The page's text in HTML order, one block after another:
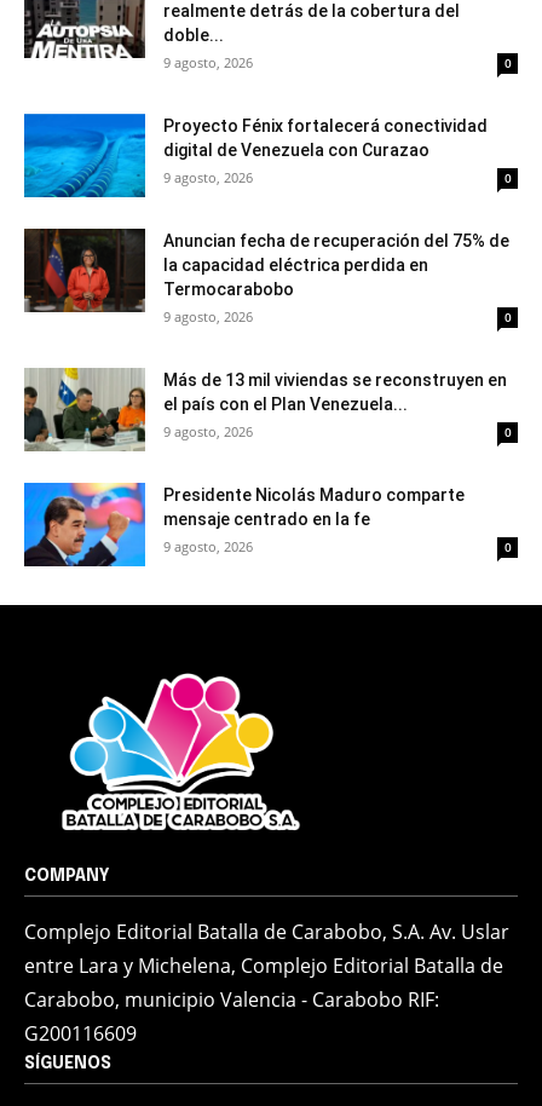
realmente detrás de la cobertura del
doble...
9 agosto, 2026 0
Proyecto Fénix fortalecerá conectividad
digital de Venezuela con Curazao
9 agosto, 2026 0
Anuncian fecha de recuperación del 75% de
la capacidad eléctrica perdida en
Termocarabobo
9 agosto, 2026 0
Más de 13 mil viviendas se reconstruyen en
el país con el Plan Venezuela...
9 agosto, 2026 0
Presidente Nicolás Maduro comparte
mensaje centrado en la fe
9 agosto, 2026 0
COMPANY
Complejo Editorial Batalla de Carabobo, S.A. Av. Uslar
entre Lara y Michelena, Complejo Editorial Batalla de
Carabobo, municipio Valencia - Carabobo RIF:
G200116609
SÍGUENOS